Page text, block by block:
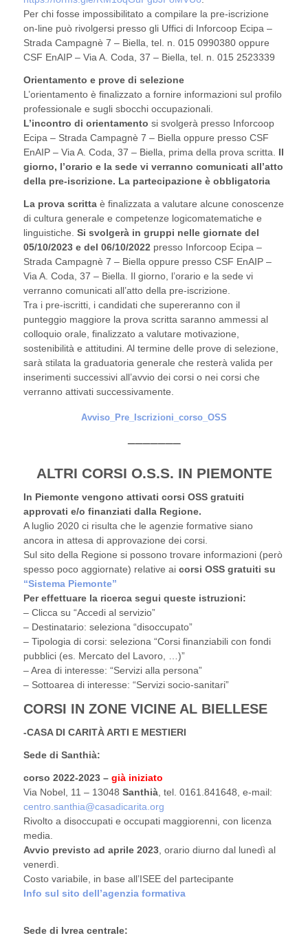
Per chi fosse impossibilitato a compilare la pre-iscrizione
on-line può rivolgersi presso gli Uffici di Inforcoop Ecipa –
Strada Campagnè 7 – Biella, tel. n. 015 0990380 oppure
CSF EnAIP – Via A. Coda, 37 – Biella, tel. n. 015 2523339
Orientamento e prove di selezione
L’orientamento è finalizzato a fornire informazioni sul profilo
professionale e sugli sbocchi occupazionali.
L’incontro di orientamento si svolgerà presso Inforcoop
Ecipa – Strada Campagnè 7 – Biella oppure presso CSF
EnAIP – Via A. Coda, 37 – Biella, prima della prova scritta. Il
giorno, l’orario e la sede vi verranno comunicati all’atto
della pre-iscrizione. La partecipazione è obbligatoria
La prova scritta è finalizzata a valutare alcune conoscenze
di cultura generale e competenze logicomatematiche e
linguistiche. Si svolgerà in gruppi nelle giornate del
05/10/2023 e del 06/10/2022 presso Inforcoop Ecipa –
Strada Campagnè 7 – Biella oppure presso CSF EnAIP –
Via A. Coda, 37 – Biella. Il giorno, l’orario e la sede vi
verranno comunicati all’atto della pre-iscrizione.
Tra i pre-iscritti, i candidati che supereranno con il
punteggio maggiore la prova scritta saranno ammessi al
colloquio orale, finalizzato a valutare motivazione,
sostenibilità e attitudini. Al termine delle prove di selezione,
sarà stilata la graduatoria generale che resterà valida per
inserimenti successivi all’avvio dei corsi o nei corsi che
verranno attivati successivamente.
Avviso_Pre_Iscrizioni_corso_OSS
ALTRI CORSI O.S.S. IN PIEMONTE
In Piemonte vengono attivati corsi OSS gratuiti
approvati e/o finanziati dalla Regione.
A luglio 2020 ci risulta che le agenzie formative siano
ancora in attesa di approvazione dei corsi.
Sul sito della Regione si possono trovare informazioni (però
spesso poco aggiornate) relative ai corsi OSS gratuiti su
“Sistema Piemonte”
Per effettuare la ricerca segui queste istruzioni:
– Clicca su “Accedi al servizio”
– Destinatario: seleziona “disoccupato”
– Tipologia di corsi: seleziona “Corsi finanziabili con fondi
pubblici (es. Mercato del Lavoro, …)”
– Area di interesse: “Servizi alla persona”
– Sottoarea di interesse: “Servizi socio-sanitari”
CORSI IN ZONE VICINE AL BIELLESE
-CASA DI CARITÀ ARTI E MESTIERI
Sede di Santhià:
corso 2022-2023 – già iniziato
Via Nobel, 11 – 13048 Santhià , tel. 0161.841648, e-mail:
centro.santhia@casadicarita.org
Rivolto a disoccupati e occupati maggiorenni, con licenza
media.
Avvio previsto ad aprile 2023 , orario diurno dal lunedì al
venerdì.
Costo variabile, in base all’ISEE del partecipante
Info sul sito dell’agenzia formativa
Sede di Ivrea centrale: